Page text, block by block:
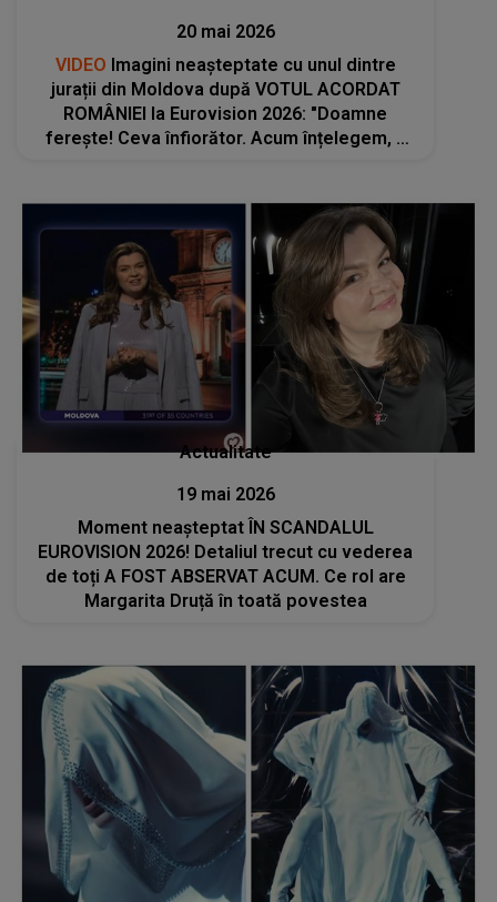
20 mai 2026
VIDEO Imagini neașteptate cu unul dintre
jurații din Moldova după VOTUL ACORDAT
ROMÂNIEI la Eurovision 2026: "Doamne
ferește! Ceva înfiorător. Acum înțelegem, a
Actualitate
19 mai 2026
Moment neașteptat ÎN SCANDALUL
EUROVISION 2026! Detaliul trecut cu vederea
de toți A FOST ABSERVAT ACUM. Ce rol are
Margarita Druță în toată povestea